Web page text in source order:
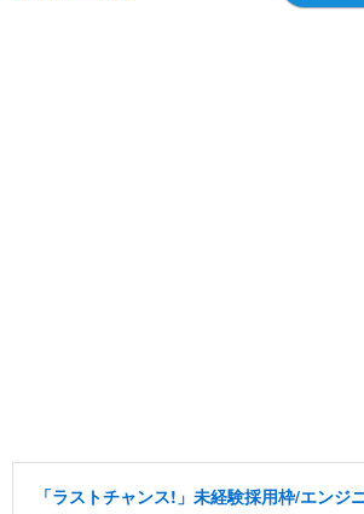
「ラストチャンス!」未経験採用枠/エンジ